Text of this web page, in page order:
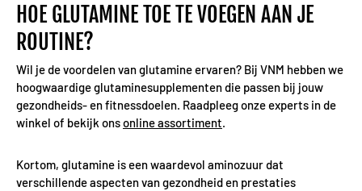
HOE GLUTAMINE TOE TE VOEGEN AAN JE
ROUTINE?
Wil je de voordelen van glutamine ervaren? Bij VNM hebben we
hoogwaardige glutaminesupplementen die passen bij jouw
gezondheids- en fitnessdoelen. Raadpleeg onze experts in de
winkel of bekijk onsonline assortiment.
Kortom, glutamine is een waardevol aminozuur dat
verschillende aspecten van gezondheid en prestaties